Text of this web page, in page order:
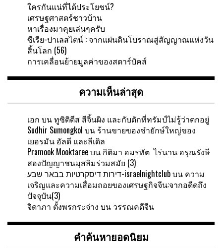
ใครกันแน่ที่ได้ประโยชน์?
เศรษฐศาสตร์ชาวบ้าน
หาเรื่องมาคุยเล่นๆครับ
ซีเรีย-ปาเลสไตน์ : จากแผ่นดินโบราณสู่สัญญาณแห่งวัน
สิ้นโลก (56)
การเคลื่อนย้ายมูลค่าของสตาร์บัคส์
ความเห็นล่าสุด
เอก บนทูซิดิดีส สีจิ้นผิง และกับดักที่ทรัมป์ไม่รู้ว่าตกอยู่
Sudhir Sumongkol บน ร้านขายของชำยักษ์ใหญ่ของ
เยอรมัน อัลดี และลีเดิล
Pramook Mooktareeบน กิติมา อมรทัต ไร่นาน อรุณรังษี
สองปัญญาชนมุสลิมร่วมสมัย (3)
דירות דיסקרטיות בבאר שבע-israelnightclubบน ความ
เจริญและความเสื่อมถอยของเศรษฐกิจจีน:จากอดีดถึง
ปัจจุบัน(3)
จิดาภา ตั้งพรกระจ่าง บน วรรณคดีจีน
คำค้นหายอดนิยม